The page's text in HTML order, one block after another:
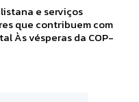
e serviços
que contribuem com